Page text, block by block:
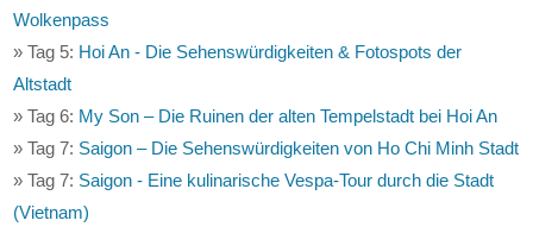
Wolkenpass
» Tag 5: Hoi An - Die Sehenswürdigkeiten & Fotospots der
Altstadt
» Tag 6: My Son – Die Ruinen der alten Tempelstadt bei Hoi An
» Tag 7: Saigon – Die Sehenswürdigkeiten von Ho Chi Minh Stadt
» Tag 7: Saigon - Eine kulinarische Vespa-Tour durch die Stadt
(Vietnam)